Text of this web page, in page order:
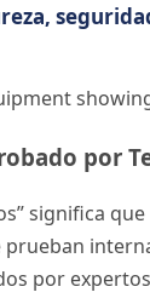
por
significa
por